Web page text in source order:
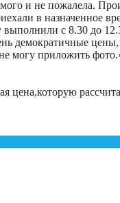
и не пожалела.
в назначенное
с 8.30 до
демократичные
могу приложить фото.